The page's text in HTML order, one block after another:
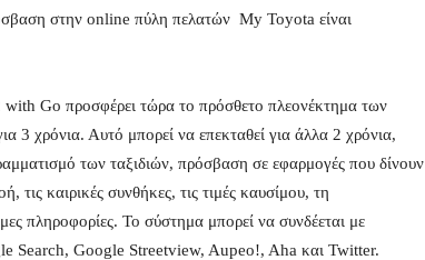
στην online πύλη πελατών My Toyota είναι
Go προσφέρει τώρα το πρόσθετο πλεονέκτημα των
3 χρόνια. Αυτό μπορεί να επεκταθεί για άλλα 2 χρόνια,
των ταξιδιών, πρόσβαση σε εφαρμογές που δίνουν
τις καιρικές συνθήκες, τις τιμές καυσίμου, τη
πληροφορίες. Το σύστημα μπορεί να συνδέεται με
Search, Google Streetview, Aupeo!, Aha και Twitter.